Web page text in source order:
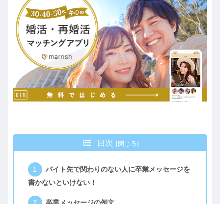
目次
バイト先で関わりのない人に卒業メッセージを
書かないといけない！